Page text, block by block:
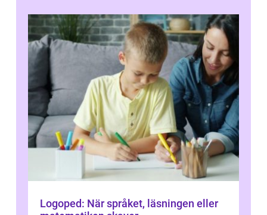
Logoped: När språket, läsningen eller